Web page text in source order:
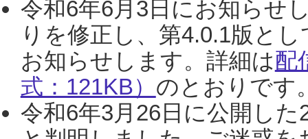
令和6年6月3日にお知らせ
りを修正し、第4.0.1版と
お知らせします。詳細は配
式：121KB） のとおりです
令和6年3月26日に公開し